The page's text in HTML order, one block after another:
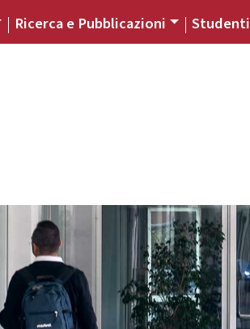
Ricerca e Pubblicazioni Studenti